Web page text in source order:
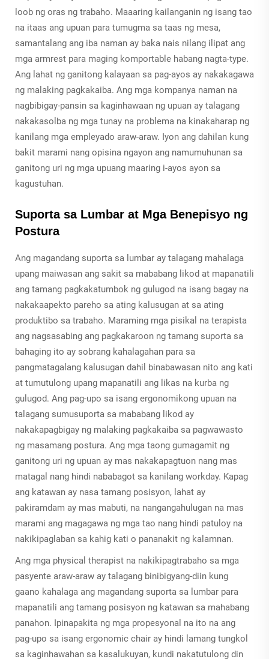
loob ng oras ng trabaho. Maaaring kailanganin ng isang tao
na itaas ang upuan para tumugma sa taas ng mesa,
samantalang ang iba naman ay baka nais nilang ilipat ang
mga armrest para maging komportable habang nagta-type.
Ang lahat ng ganitong kalayaan sa pag-ayos ay nakakagawa
ng malaking pagkakaiba. Ang mga kompanya naman na
nagbibigay-pansin sa kaginhawaan ng upuan ay talagang
nakakasolba ng mga tunay na problema na kinakaharap ng
kanilang mga empleyado araw-araw. Iyon ang dahilan kung
bakit marami nang opisina ngayon ang namumuhunan sa
ganitong uri ng mga upuang maaring i-ayos ayon sa
kagustuhan.
Suporta sa Lumbar at Mga Benepisyo ng
Postura
Ang magandang suporta sa lumbar ay talagang mahalaga
upang maiwasan ang sakit sa mababang likod at mapanatili
ang tamang pagkakatumbok ng gulugod na isang bagay na
nakakaapekto pareho sa ating kalusugan at sa ating
produktibo sa trabaho. Maraming mga pisikal na terapista
ang nagsasabing ang pagkakaroon ng tamang suporta sa
bahaging ito ay sobrang kahalagahan para sa
pangmatagalang kalusugan dahil binabawasan nito ang kati
at tumutulong upang mapanatili ang likas na kurba ng
gulugod. Ang pag-upo sa isang ergonomikong upuan na
talagang sumusuporta sa mababang likod ay
nakakapagbigay ng malaking pagkakaiba sa pagwawasto
ng masamang postura. Ang mga taong gumagamit ng
ganitong uri ng upuan ay mas nakakapagtuon nang mas
matagal nang hindi nababagot sa kanilang workday. Kapag
ang katawan ay nasa tamang posisyon, lahat ay
pakiramdam ay mas mabuti, na nangangahulugan na mas
marami ang magagawa ng mga tao nang hindi patuloy na
nakikipaglaban sa kahig kati o pananakit ng kalamnan.
Ang mga physical therapist na nakikipagtrabaho sa mga
pasyente araw-araw ay talagang binibigyang-diin kung
gaano kahalaga ang magandang suporta sa lumbar para
mapanatili ang tamang posisyon ng katawan sa mahabang
panahon. Ipinapakita ng mga propesyonal na ito na ang
pag-upo sa isang ergonomic chair ay hindi lamang tungkol
sa kaginhawahan sa kasalukuyan, kundi nakatutulong din